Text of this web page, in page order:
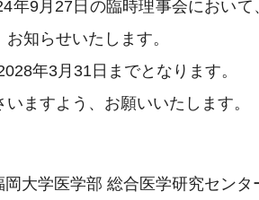
年9月27日の臨時理事会におい
知らせいたします。
年3月31日までとなります。
ますよう、お願いいたします。
医学部 総合医学研究センタ